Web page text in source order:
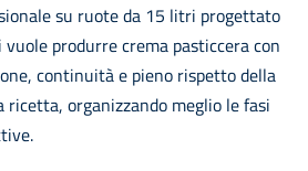
su ruote da 15 litri progettato
vuole produrre crema pasticcera con
continuità e pieno rispetto della
ricetta, organizzando meglio le fasi